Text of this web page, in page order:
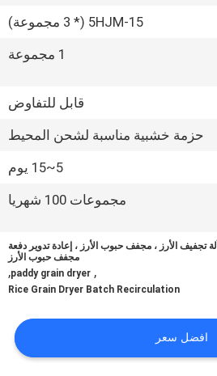
5HJM-15 (* 3 مجموعة)
1 مجموعة
قابل للتفاوض
حزمة خشبية مناسبة لشحن المحيط
5~15 يوم
مجموعات 100 شهريا
آلة تجفيف الأرز ، مجفف حبوب الأرز ، إعادة تدوير دفعة
مجفف حبوب الأرز
,
paddy grain dryer
,
Rice Grain Dryer Batch Recirculation
افضل سعر